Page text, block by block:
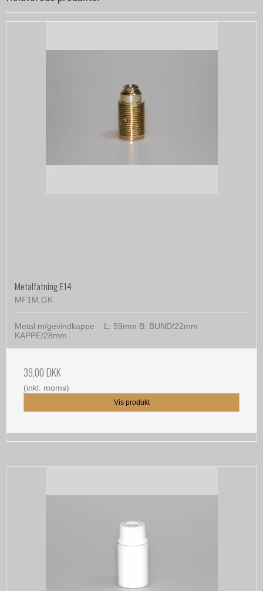
Metalfatning E14
MF1M.GK
Metal m/gevindkappe L: 59mm B: BUND/22mm
KAPPE/28mm
39,00 DKK
(inkl. moms)
Vis produkt